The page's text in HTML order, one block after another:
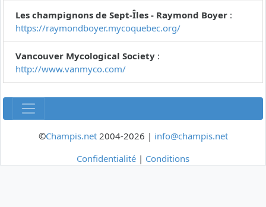
Les champignons de Sept-Îles - Raymond Boyer :
https://raymondboyer.mycoquebec.org/
Vancouver Mycological Society :
http://www.vanmyco.com/
©Champis.net2004-2026 | info@champis.net
Confidentialité | Conditions